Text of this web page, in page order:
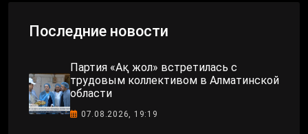
Последние новости
Партия «Ақ жол» встретилась с
трудовым коллективом в Алматинской
области
07.08.2026, 19:19